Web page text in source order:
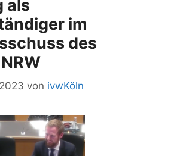
als
im
des
von ivwKöln